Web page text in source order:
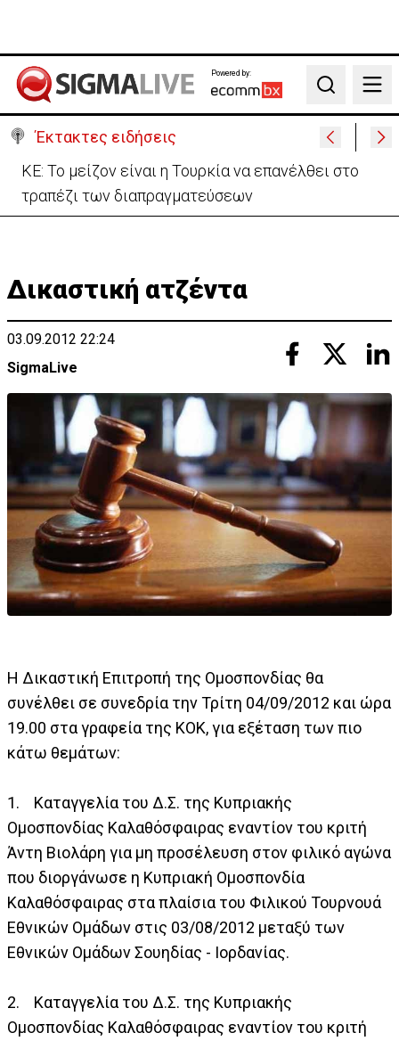
Powered by:
Search
Έκτακτες ειδήσεις
ΚΕ: Το μείζον είναι η Τουρκία να επανέλθει στο
τραπέζι των διαπραγματεύσεων
Δικαστική ατζέντα
03.09.2012 22:24
SigmaLive
H Δικαστική Επιτροπή της Ομοσπονδίας θα
συνέλθει σε συνεδρία την Τρίτη 04/09/2012 και ώρα
19.00 στα γραφεία της ΚΟΚ, για εξέταση των πιο
κάτω θεμάτων:
1. Καταγγελία του Δ.Σ. της Κυπριακής
Ομοσπονδίας Καλαθόσφαιρας εναντίον του κριτή
Άντη Βιολάρη για μη προσέλευση στον φιλικό αγώνα
που διοργάνωσε η Κυπριακή Ομοσπονδία
Καλαθόσφαιρας στα πλαίσια του Φιλικού Τουρνουά
Εθνικών Ομάδων στις 03/08/2012 μεταξύ των
Εθνικών Ομάδων Σουηδίας - Ιορδανίας.
2. Καταγγελία του Δ.Σ. της Κυπριακής
Ομοσπονδίας Καλαθόσφαιρας εναντίον του κριτή